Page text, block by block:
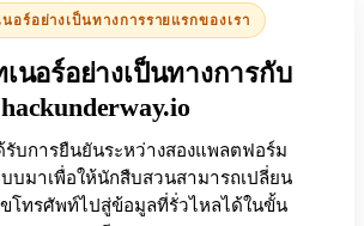
อร์อย่างเป็นทางการรายแรกของเรา
นอร์อย่างเป็นทางการกับ
hackunderway.io
บการยืนยันระหว่างสองแพลตฟอร์ม
บบมาเพื่อให้นักสืบสวนสามารถเปลี่ยน
โทรศัพท์ไปสู่ข้อมูลที่รั่วไหลได้ในขั้น